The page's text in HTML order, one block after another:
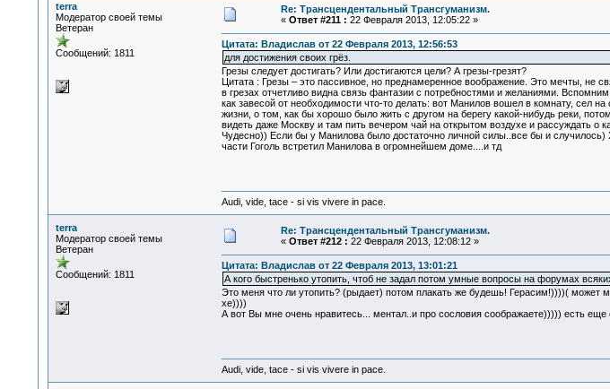
terra
Модератор своей темы
Ветеран
Сообщений: 1811
Re: Трансцендентальный Трансгуманизм.
« Ответ #211 : 22 Февраля 2013, 12:05:22 »
Цитата: Владислав от 22 Февраля 2013, 12:56:53
для достижения своих грёз.
Грезы следует достигать? Или достигаются цели? А грезы-грезят?
Цитата : Грезы – это пассивное, но преднамеренное воображение. Это мечты, не
в грезах отчетливо видна связь фантазии с потребностями и желаниями.
как завесой от необходимости что-то делать: вот Манилов вошел в комнату, сел
жизни, о том, как бы хорошо было жить с другом на берегу какой-нибудь реки,
видеть даже Москву и там пить вечером чай на открытом воздухе и рассуждать о
Чудесно)) Если бы у Манилова было достаточно личной силы..все бы и
части Гоголь встретил Манилова в огромнейшем доме....и тд
Audi, vide, tace - si vis vivere in pace.
terra
Модератор своей темы
Ветеран
Сообщений: 1811
Re: Трансцендентальный Трансгуманизм.
« Ответ #212 : 22 Февраля 2013, 12:08:12 »
Цитата: Владислав от 22 Февраля 2013, 13:01:21
А кого быстренько утопить, чтоб не задал потом умные вопросы на форумах
Это меня что ли утопить? (рыдает) потом плакать же будешь! Герасим!))))( может
хе))))
А вот Вы мне очень нравитесь... ментал..и про сословия соображаете))))) есть
Audi, vide, tace - si vis vivere in pace.